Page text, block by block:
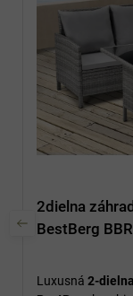
2dielna
BestBerg
Luxusná 2-